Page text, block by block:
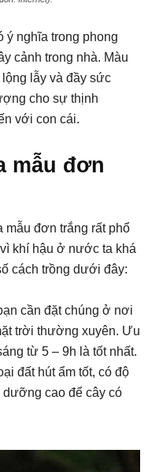
ý nghĩa trong phong
cảnh trong nhà. Màu
lẫy và đầy sức
cho sự thịnh
với con cái.
mẫu đơn
đơn trắng rất phổ
khí hậu ở nước ta khá
cách trồng dưới đây:
cần đặt chúng ở nơi
trời thường xuyên. Ưu
từ 5 – 9h là tốt nhất.
đất hút ẩm tốt, có độ
dưỡng cao để cây có